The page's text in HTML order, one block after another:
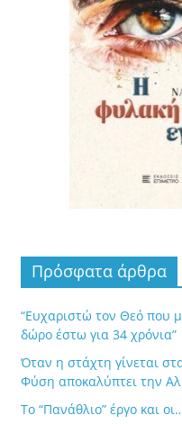
Πρόσφατα άρθρα
“Ευχαριστώ τον Θεό που
δώρο έστω για 34 χρόνια”
Όταν η στάχτη γίνεται
Φύση αποκαλύπτει την
Το “Πανάθλιο” έργο και